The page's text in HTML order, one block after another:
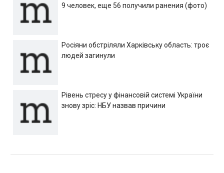
9 человек, еще 56 получили ранения (фото)
Росіяни обстріляли Харківську область: троє
людей загинули
Рівень стресу у фінансовій системі України
знову зріс: НБУ назвав причини